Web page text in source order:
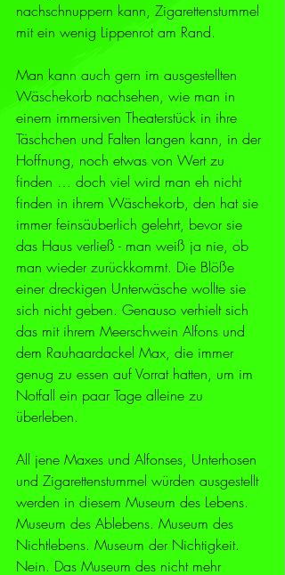
nachschnuppern kann, Zigarettenstummel
mit ein wenig Lippenrot am Rand.
Man kann auch gern im ausgestellten
Wäschekorb nachsehen, wie man in
einem immersiven Theaterstück in ihre
Täschchen und Falten langen kann, in der
Hoffnung, noch etwas von Wert zu
finden … doch viel wird man eh nicht
finden in ihrem Wäschekorb, den hat sie
immer feinsäuberlich gelehrt, bevor sie
das Haus verließ - man weiß ja nie, ob
man wieder zurückkommt. Die Blöße
einer dreckigen Unterwäsche wollte sie
sich nicht geben. Genauso verhielt sich
das mit ihrem Meerschwein Alfons und
dem Rauhaardackel Max, die immer
genug zu essen auf Vorrat hatten, um im
Notfall ein paar Tage alleine zu
überleben.
All jene Maxes und Alfonses, Unterhosen
und Zigarettenstummel würden ausgestellt
werden in diesem Museum des Lebens.
Museum des Ablebens. Museum des
Nichtlebens. Museum der Nichtigkeit.
Nein. Das Museum des nicht mehr